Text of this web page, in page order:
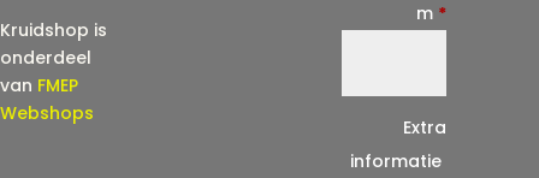
Kruidshop is
onderdeel
van FMEP
Webshops
m *
Extra
informatie